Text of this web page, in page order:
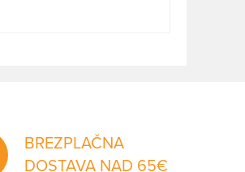
BREZPLAČNA
DOSTAVA NAD 65€